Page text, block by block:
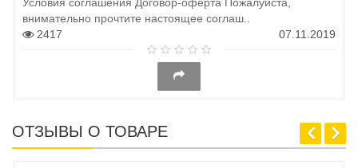
внимательно прочтите настоящее соглаш..
2417
07.11.2019
ОТЗЫВЫ О ТОВАРЕ